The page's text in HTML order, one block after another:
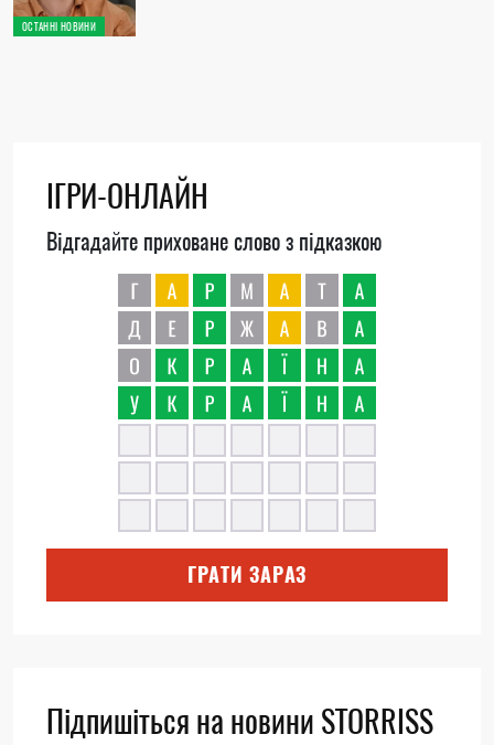
ОСТАННІ НОВИНИ
ІГРИ-ОНЛАЙН
Відгадайте приховане слово з підказкою
ГРАТИ ЗАРАЗ
Підпишіться на новини STORRISS